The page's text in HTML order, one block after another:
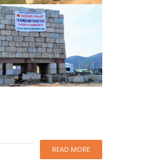
READ MORE